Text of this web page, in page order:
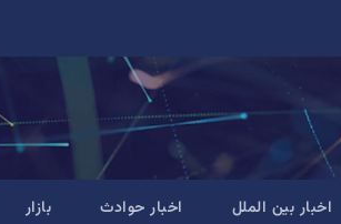
اخبار بین الملل اخبار حوادث بازار